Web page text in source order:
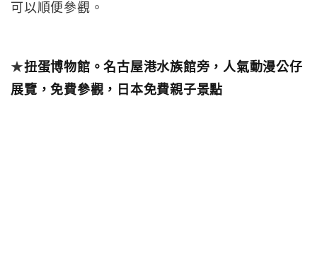
可以順便參觀。
★扭蛋博物館。名古屋港水族館旁，人氣動漫公仔
展覽，免費參觀，日本免費親子景點